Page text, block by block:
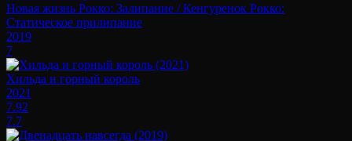
Новая жизнь Рокко: Залипание / Кенгуренок Рокко:
Статическое прилипание
2019
7
Хильда и горный король
2021
7.92
7.7